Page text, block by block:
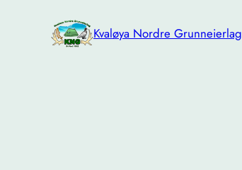
Kvaløya Nordre Grunneierlag